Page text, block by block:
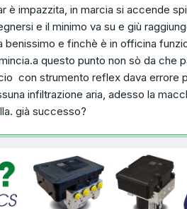
è impazzita, in marcia si accende
e il minimo va su e giù
benissimo e finchè è in officina
questo punto non sò da che
con strumento reflex dava errore
infiltrazione aria, adesso la
già successo?